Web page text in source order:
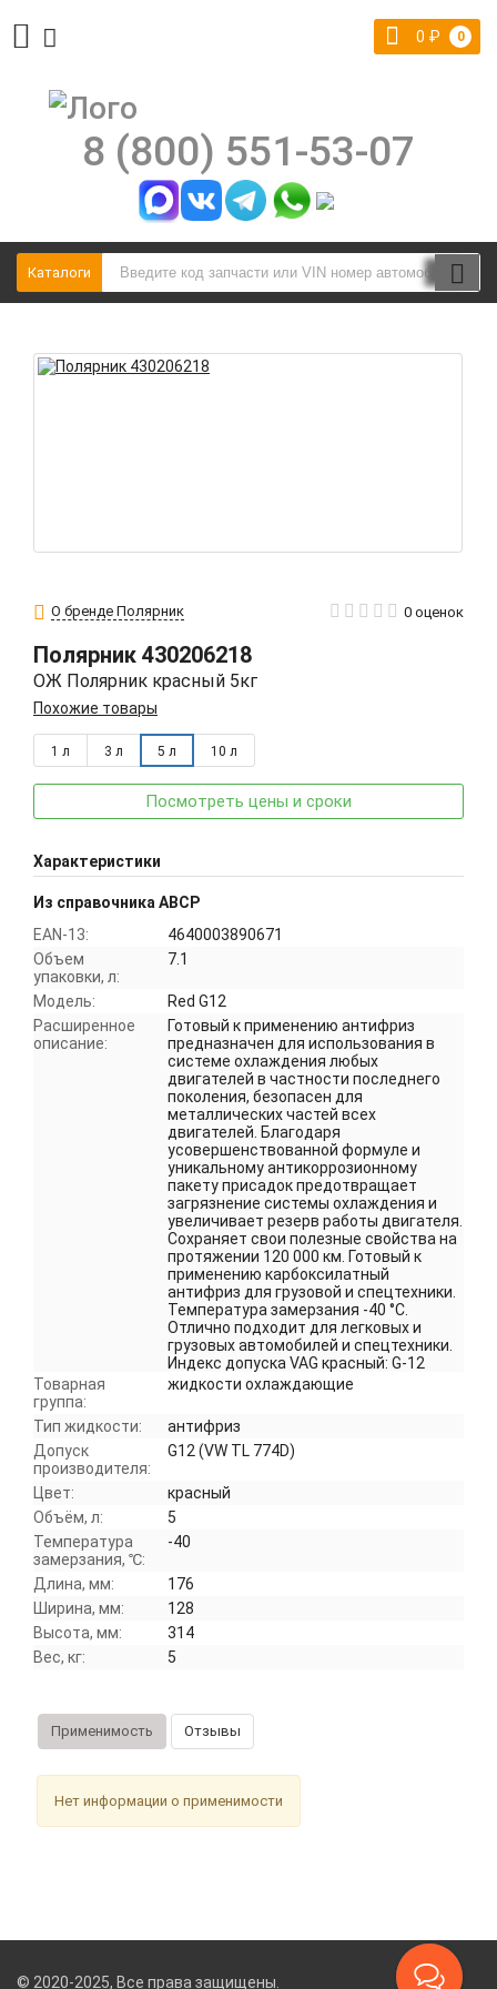
0 ₽ 0
8 (800) 551-53-07
Каталоги
О бренде Полярник 0 оценок
Полярник 430206218
ОЖ Полярник красный 5кг
Похожие товары
1 л 3 л 5 л 10 л
Посмотреть цены и сроки
Характеристики
Из справочника ABCP
EAN-13:
4640003890671
Объем
упаковки, л:
7.1
Модель:
Red G12
Расширенное
описание:
Готовый к применению антифриз
предназначен для использования в
системе охлаждения любых
двигателей в частности последнего
поколения, безопасен для
металлических частей всех
двигателей. Благодаря
усовершенствованной формуле и
уникальному антикоррозионному
пакету присадок предотвращает
загрязнение системы охлаждения и
увеличивает резерв работы двигателя.
Сохраняет свои полезные свойства на
протяжении 120 000 км. Готовый к
применению карбоксилатный
антифриз для грузовой и спецтехники.
Температура замерзания -40 °C.
Отлично подходит для легковых и
грузовых автомобилей и спецтехники.
Индекс допуска VAG красный: G-12
Товарная
группа:
жидкости охлаждающие
Тип жидкости:
антифриз
Допуск
производителя:
G12 (VW TL 774D)
Цвет:
красный
Объём, л:
5
Температура
замерзания, ℃:
-40
Длина, мм:
176
Ширина, мм:
128
Высота, мм:
314
Вес, кг:
5
Применимость Отзывы
Нет информации о применимости
© 2020-2025, Все права защищены.